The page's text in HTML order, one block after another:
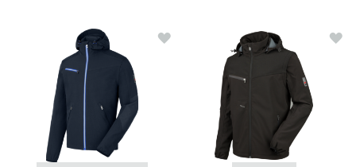
Ajouter à la liste d'achats